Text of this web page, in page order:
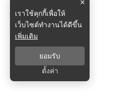
×
เราใช้คุกกี้เพื่อให้
เว็บไซต์ทำงานได้ดีขึ้น
เพิ่มเติม
ยอมรับ
ตั้งค่า